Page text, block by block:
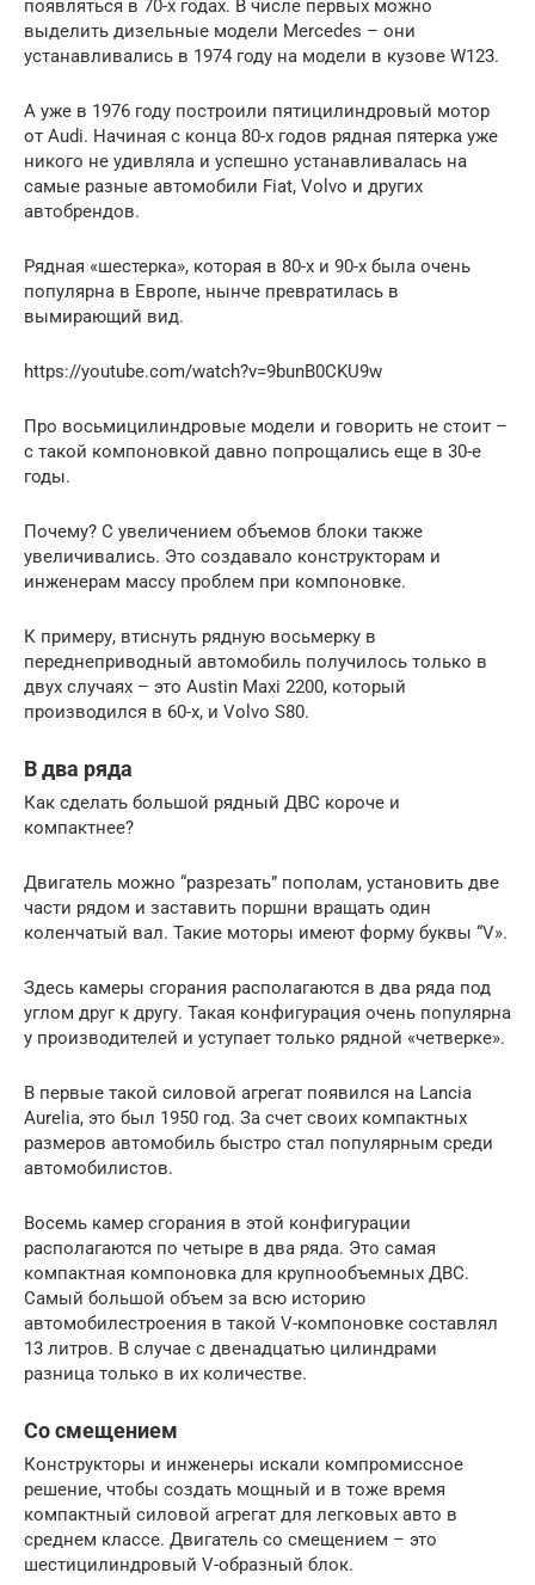
появляться в 70-х годах. В числе первых можно
выделить дизельные модели Mercedes – они
устанавливались в 1974 году на модели в кузове W123.
А уже в 1976 году построили пятицилиндровый мотор
от Audi. Начиная с конца 80-х годов рядная пятерка уже
никого не удивляла и успешно устанавливалась на
самые разные автомобили Fiat, Volvo и других
автобрендов.
Рядная «шестерка», которая в 80-х и 90-х была очень
популярна в Европе, нынче превратилась в
вымирающий вид.
https://youtube.com/watch?v=9bunB0CKU9w
Про восьмицилиндровые модели и говорить не стоит –
с такой компоновкой давно попрощались еще в 30-е
годы.
Почему? С увеличением объемов блоки также
увеличивались. Это создавало конструкторам и
инженерам массу проблем при компоновке.
К примеру, втиснуть рядную восьмерку в
переднеприводный автомобиль получилось только в
двух случаях – это Austin Maxi 2200, который
производился в 60-х, и Volvo S80.
В два ряда
Как сделать большой рядный ДВС короче и
компактнее?
Двигатель можно “разрезать” пополам, установить две
части рядом и заставить поршни вращать один
коленчатый вал. Такие моторы имеют форму буквы “V».
Здесь камеры сгорания располагаются в два ряда под
углом друг к другу. Такая конфигурация очень популярна
у производителей и уступает только рядной «четверке».
В первые такой силовой агрегат появился на Lancia
Aurelia, это был 1950 год. За счет своих компактных
размеров автомобиль быстро стал популярным среди
автомобилистов.
Восемь камер сгорания в этой конфигурации
располагаются по четыре в два ряда. Это самая
компактная компоновка для крупнообъемных ДВС.
Самый большой объем за всю историю
автомобилестроения в такой V-компоновке составлял
13 литров. В случае с двенадцатью цилиндрами
разница только в их количестве.
Со смещением
Конструкторы и инженеры искали компромиссное
решение, чтобы создать мощный и в тоже время
компактный силовой агрегат для легковых авто в
среднем классе. Двигатель со смещением – это
шестицилиндровый V-образный блок.